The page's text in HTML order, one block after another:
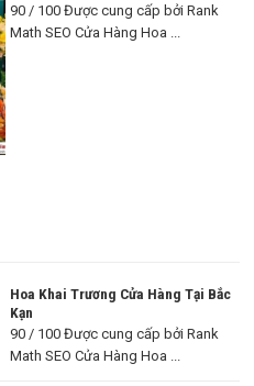
90 / 100 Được cung cấp bởi Rank
Math SEO Cửa Hàng Hoa ...
Hoa Khai Trương Cửa Hàng Tại Bắc
Kạn
90 / 100 Được cung cấp bởi Rank
Math SEO Cửa Hàng Hoa ...